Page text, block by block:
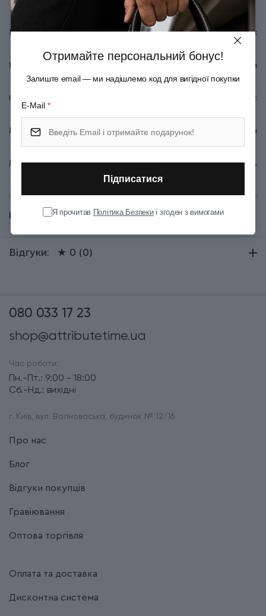
Бренд Victorinox
Країна походження Швейцарія
Серія Swiss Classic
Матеріал руків'я/накладок Поліпропілен
Матеріал леза Неіржавна сталь
Колір Рожевий
Показати всі
Відгуки: ★ 0 (0)
080 033 17 23
shop@attributetime.ua
Час роботи:
Пн.-Пт.: 9:00 - 18:00
Сб.-Нд.: вихідні
г. Київ, вул. Волноваська, будинок № 12/16
Про нас
Блог
Відгуки покупців
Гравіювання
Оптова торгівля
Оплата та доставка
Дисконтна система
Отримайте персональний бонус!
Залиште email — ми надішлемо код для вигідної покупки
E-Mail *
Підписатися
Я прочитав Політика Безпекиі згоден з вимогами